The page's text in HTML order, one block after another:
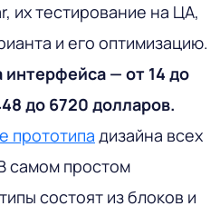
их тестирование на ЦА,
и его оптимизацию.
интерфейса — от 14 до
до 6720 долларов.
прототипа дизайна всех
самом простом
состоят из блоков и